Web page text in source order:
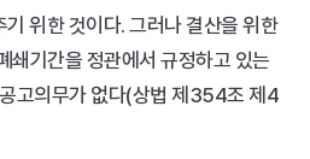
위한 것이다. 그러나 결산을 위한
쇄기간을 정관에서 규정하고 있는
고의무가 없다(상법 제354조 제4